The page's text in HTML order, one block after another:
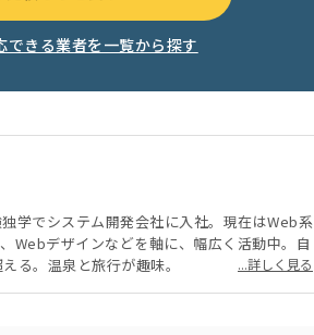
きる業者を一覧から探す
学でシステム開発会社に入社。現在はWeb系
Webデザインなどを軸に、幅広く活動中。自
る。温泉と旅行が趣味。
...詳しく見る